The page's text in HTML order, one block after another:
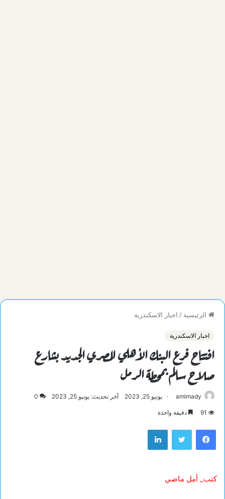
الرئيسية / اخبار الاسكندرية
اخبار الاسكندرية
افتتاح فرع البنك الأهلي المصري الجديد بشارع
صلاح سالم بمحطة الرمل
amlmady يونيو 25, 2023 آخر تحديث: يونيو 25, 2023 0
91 دقيقة واحدة
فيسبوك تويتر لينكدإن
كتب_ أمل ماضي